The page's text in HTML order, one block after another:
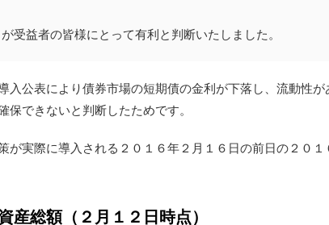
受益者の皆様にとって有利と判断いたしました。
入公表により債券市場の短期債の金利が下落し、流動性
できないと判断したためです。
が実際に導入される２０１６年２月１６日の前日の２０
産総額（２月１２日時点）